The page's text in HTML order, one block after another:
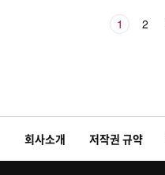
1 2
회사소개 저작권 규약